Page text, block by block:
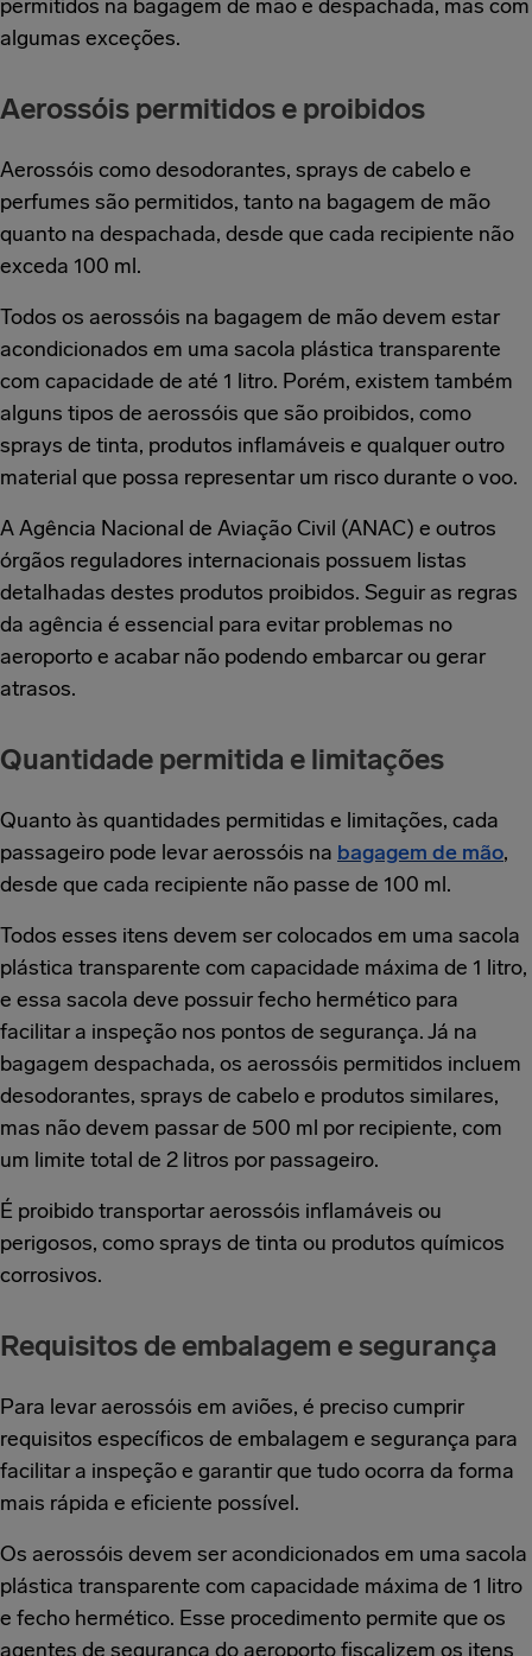
permitidos na bagagem de mão e despachada, mas com
algumas exceções.
Aerossóis permitidos e proibidos
Aerossóis como desodorantes, sprays de cabelo e
perfumes são permitidos, tanto na bagagem de mão
quanto na despachada, desde que cada recipiente não
exceda 100 ml.
Todos os aerossóis na bagagem de mão devem estar
acondicionados em uma sacola plástica transparente
com capacidade de até 1 litro. Porém, existem também
alguns tipos de aerossóis que são proibidos, como
sprays de tinta, produtos inflamáveis e qualquer outro
material que possa representar um risco durante o voo.
A Agência Nacional de Aviação Civil (ANAC) e outros
órgãos reguladores internacionais possuem listas
detalhadas destes produtos proibidos. Seguir as regras
da agência é essencial para evitar problemas no
aeroporto e acabar não podendo embarcar ou gerar
atrasos.
Quantidade permitida e limitações
Quanto às quantidades permitidas e limitações, cada
passageiro pode levar aerossóis na bagagem de mão,
desde que cada recipiente não passe de 100 ml.
Todos esses itens devem ser colocados em uma sacola
plástica transparente com capacidade máxima de 1 litro,
e essa sacola deve possuir fecho hermético para
facilitar a inspeção nos pontos de segurança. Já na
bagagem despachada, os aerossóis permitidos incluem
desodorantes, sprays de cabelo e produtos similares,
mas não devem passar de 500 ml por recipiente, com
um limite total de 2 litros por passageiro.
É proibido transportar aerossóis inflamáveis ou
perigosos, como sprays de tinta ou produtos químicos
corrosivos.
Requisitos de embalagem e segurança
Para levar aerossóis em aviões, é preciso cumprir
requisitos específicos de embalagem e segurança para
facilitar a inspeção e garantir que tudo ocorra da forma
mais rápida e eficiente possível.
Os aerossóis devem ser acondicionados em uma sacola
plástica transparente com capacidade máxima de 1 litro
e fecho hermético. Esse procedimento permite que os
agentes de segurança do aeroporto fiscalizem os itens